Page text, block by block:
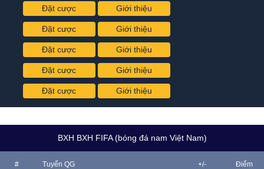
Đặt cược Giới thiệu
Đặt cược Giới thiệu
Đặt cược Giới thiệu
Đặt cược Giới thiệu
Đặt cược Giới thiệu
BXH BXH FIFA (bóng đá nam Việt Nam)
# Tuyển QG +/- Điểm